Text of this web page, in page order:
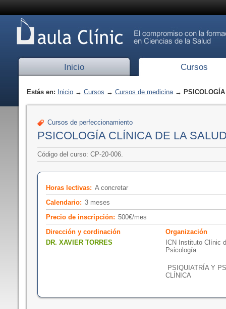
Inicio Cursos
Estás en: Inicio→ Cursos → Cursos de medicina→ PSICOLOGÍA
Cursos de perfeccionamiento
PSICOLOGÍA CLÍNICA DE LA
Código del curso: CP-20-006.
Horas lectivas: A concretar
Calendario: 3 meses
Precio de inscripción: 500€/mes
Dirección y cordinación
DR. XAVIER TORRES
Organización
ICN Instituto Clínic
Psicología
PSIQUIATRÍA Y
CLÍNICA